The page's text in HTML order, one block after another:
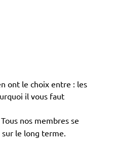
ont le choix entre : les
il vous faut
nos membres se
le long terme.